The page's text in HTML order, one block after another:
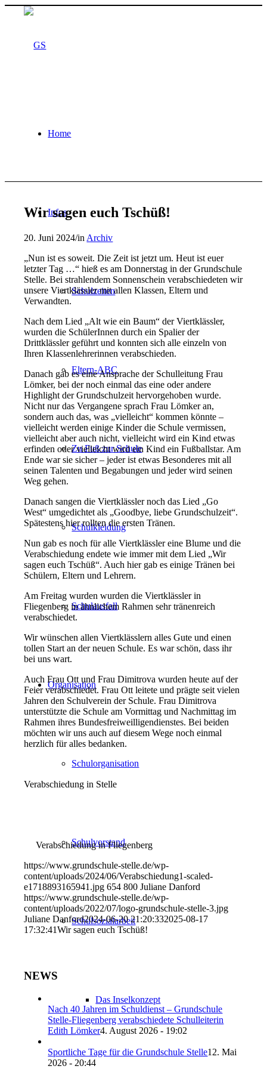
Home
Infos
Schulzeiten
Eltern-ABC
Zu Fuß zur Schule
Schulkleidung
Schulausfall
Organisation
Schulorganisation
Schulvorstand
Schulsozialarbeit
Das Inselkonzept
Wir sagen euch Tschüß!
20. Juni 2024/in Archiv
„Nun ist es soweit. Die Zeit ist jetzt um. Heut ist euer
letzter Tag …“ hieß es am Donnerstag in der Grundschule
Stelle. Bei strahlendem Sonnenschein verabschiedeten wir
unsere Viertklässler mit allen Klassen, Eltern und
Verwandten.
Nach dem Lied „Alt wie ein Baum“ der Viertklässler,
wurden die SchülerInnen durch ein Spalier der
Drittklässler geführt und konnten sich alle einzeln von
Ihren Klassenlehrerinnen verabschieden.
Danach gab es eine Ansprache der Schulleitung Frau
Lömker, bei der noch einmal das eine oder andere
Highlight der Grundschulzeit hervorgehoben wurde.
Nicht nur das Vergangene sprach Frau Lömker an,
sondern auch das, was „vielleicht“ kommen könnte –
vielleicht werden einige Kinder die Schule vermissen,
vielleicht aber auch nicht, vielleicht wird ein Kind etwas
erfinden oder vielleicht wird ein Kind ein Fußballstar. Am
Ende war sie sicher – jeder ist etwas Besonderes mit all
seinen Talenten und Begabungen und jeder wird seinen
Weg gehen.
Danach sangen die Viertklässler noch das Lied „Go
West“ umgedichtet als „Goodbye, liebe Grundschulzeit“.
Spätestens hier rollten die ersten Tränen.
Nun gab es noch für alle Viertklässler eine Blume und die
Verabschiedung endete wie immer mit dem Lied „Wir
sagen euch Tschüß“. Auch hier gab es einige Tränen bei
Schülern, Eltern und Lehrern.
Am Freitag wurden wurden die Viertklässler in
Fliegenberg in ähnlichem Rahmen sehr tränenreich
verabschiedet.
Wir wünschen allen Viertklässlern alles Gute und einen
tollen Start an der neuen Schule. Es war schön, dass ihr
bei uns wart.
Auch Frau Ott und Frau Dimitrova wurden heute auf der
Feier verabschiedet. Frau Ott leitete und prägte seit vielen
Jahren den Schulverein der Schule. Frau Dimitrova
unterstützte die Schule am Vormittag und Nachmittag im
Rahmen ihres Bundesfreiweilligendienstes. Bei beiden
möchten wir uns auch auf diesem Wege noch einmal
herzlich für alles bedanken.
Verabschiedung in Stelle
Verabschiedung in Fliegenberg
https://www.grundschule-stelle.de/wp-
content/uploads/2024/06/Verabschiedung1-scaled-
e1718893165941.jpg 654 800 Juliane Danford
https://www.grundschule-stelle.de/wp-
content/uploads/2022/07/logo-grundschule-stelle-3.jpg
Juliane Danford2024-06-20 21:20:332025-08-17
17:32:41Wir sagen euch Tschüß!
NEWS
Nach 40 Jahren im Schuldienst – Grundschule
Stelle-Fliegenberg verabschiedete Schulleiterin
Edith Lömker4. August 2026 - 19:02
Sportliche Tage für die Grundschule Stelle12. Mai
2026 - 20:44